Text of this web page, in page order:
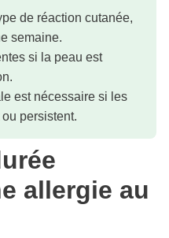
de réaction cutanée,
semaine.
si la peau est
est nécessaire si les
persistent.
allergie au